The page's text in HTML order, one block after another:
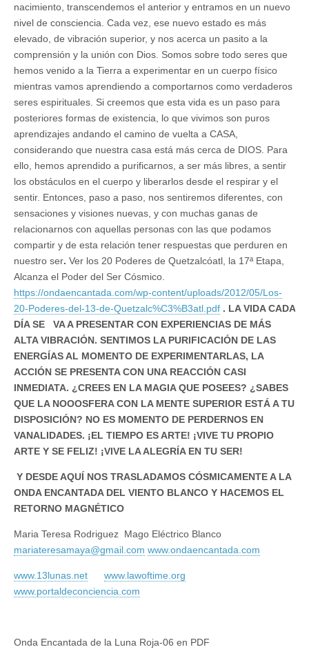
nacimiento, transcendemos el anterior y entramos en un nuevo
nivel de consciencia. Cada vez, ese nuevo estado es más
elevado, de vibración superior, y nos acerca un pasito a la
comprensión y la unión con Dios. Somos sobre todo seres que
hemos venido a la Tierra a experimentar en un cuerpo físico
mientras vamos aprendiendo a comportarnos como verdaderos
seres espirituales. Si creemos que esta vida es un paso para
posteriores formas de existencia, lo que vivimos son puros
aprendizajes andando el camino de vuelta a CASA,
considerando que nuestra casa está más cerca de DIOS. Para
ello, hemos aprendido a purificarnos, a ser más libres, a sentir
los obstáculos en el cuerpo y liberarlos desde el respirar y el
sentir. Entonces, paso a paso, nos sentiremos diferentes, con
sensaciones y visiones nuevas, y con muchas ganas de
relacionarnos con aquellas personas con las que podamos
compartir y de esta relación tener respuestas que perduren en
nuestro ser. Ver los 20 Poderes de Quetzalcóatl, la 17ª Etapa,
Alcanza el Poder del Ser Cósmico.
https://ondaencantada.com/wp-content/uploads/2012/05/Los-
20-Poderes-del-13-de-Quetzalc%C3%B3atl.pdf . LA VIDA CADA
DÍA SE VA A PRESENTAR CON EXPERIENCIAS DE MÁS
ALTA VIBRACIÓN. SENTIMOS LA PURIFICACIÓN DE LAS
ENERGÍAS AL MOMENTO DE EXPERIMENTARLAS, LA
ACCIÓN SE PRESENTA CON UNA REACCIÓN CASI
INMEDIATA. ¿CREES EN LA MAGIA QUE POSEES? ¿SABES
QUE LA NOOOSFERA CON LA MENTE SUPERIOR ESTÁ A TU
DISPOSICIÓN? NO ES MOMENTO DE PERDERNOS EN
VANALIDADES. ¡EL TIEMPO ES ARTE! ¡VIVE TU PROPIO
ARTE Y SE FELIZ! ¡VIVE LA ALEGRÍA EN TU SER!
Y DESDE AQUÍ NOS TRASLADAMOS CÓSMICAMENTE A LA
ONDA ENCANTADA DEL VIENTO BLANCO Y HACEMOS EL
RETORNO MAGNÉTICO
Maria Teresa Rodriguez Mago Eléctrico Blanco
mariateresamaya@gmail.com www.ondaencantada.com
www.13lunas.net
www.lawoftime.org
www.portaldeconciencia.com
Onda Encantada de la Luna Roja-06 en PDF